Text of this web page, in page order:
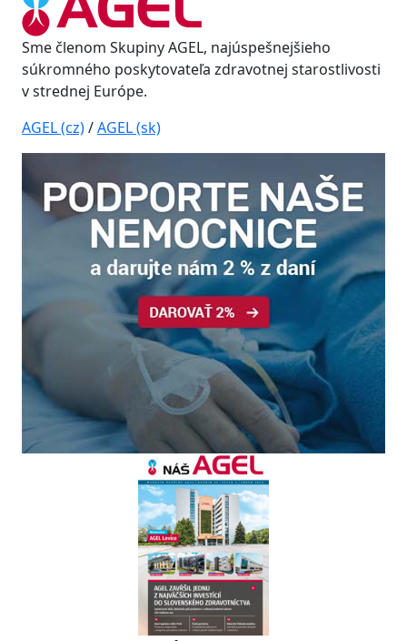
Sme členom Skupiny AGEL, najúspešnejšieho
súkromného poskytovateľa zdravotnej starostlivosti
v strednej Európe.
AGEL (cz)/AGEL (sk)